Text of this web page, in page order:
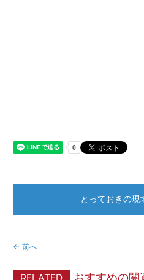
← 前へ
とっておきの現
おすすめの関